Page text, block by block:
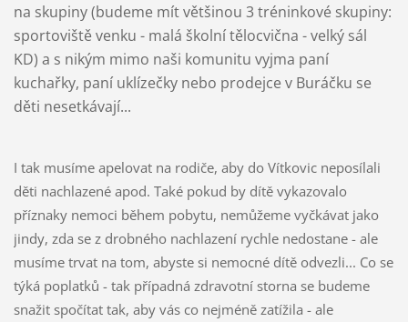
na skupiny (budeme mít většinou 3 tréninkové skupiny:
sportoviště venku - malá školní tělocvična - velký sál
KD) a s nikým mimo naši komunitu vyjma paní
kuchařky, paní uklízečky nebo prodejce v Buráčku se
děti nesetkávají...
I tak musíme apelovat na rodiče, aby do Vítkovic neposílali
děti nachlazené apod. Také pokud by dítě vykazovalo
příznaky nemoci během pobytu, nemůžeme vyčkávat jako
jindy, zda se z drobného nachlazení rychle nedostane - ale
musíme trvat na tom, abyste si nemocné dítě odvezli... Co se
týká poplatků - tak případná zdravotní storna se budeme
snažit spočítat tak, aby vás co nejméně zatížila - ale